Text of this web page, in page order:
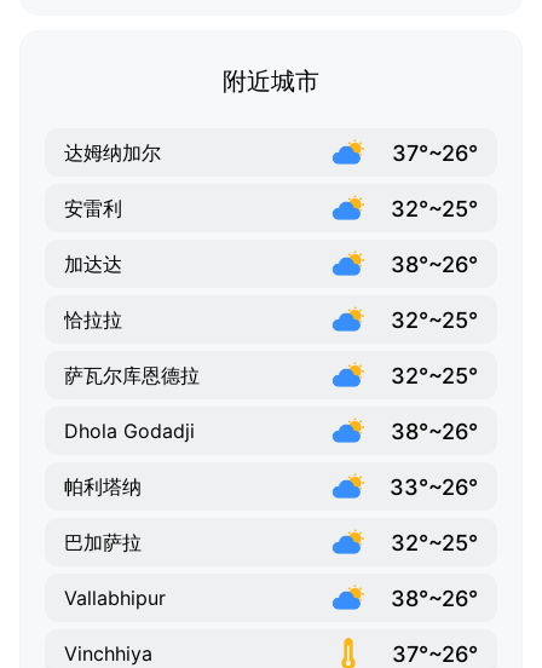
附近城市
达姆纳加尔 37°~26°
安雷利 32°~25°
加达达 38°~26°
恰拉拉 32°~25°
萨瓦尔库恩德拉 32°~25°
Dhola Godadji 38°~26°
帕利塔纳 33°~26°
巴加萨拉 32°~25°
Vallabhipur 38°~26°
Vinchhiya 37°~26°